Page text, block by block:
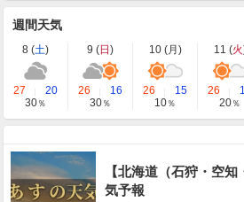
週間天気
8 (土) 9 (日 ) 10 (月 ) 11 (火
27
20
30％
26
16
30％
26
15
10％
26
20％
【北海道（石狩・空
気予報